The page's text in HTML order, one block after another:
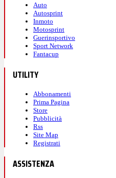
Auto
Autosprint
Inmoto
Motosprint
Guerinsportivo
Sport Network
Fantacup
UTILITY
Abbonamenti
Prima Pagina
Store
Pubblicità
Rss
Site Map
Registrati
ASSISTENZA